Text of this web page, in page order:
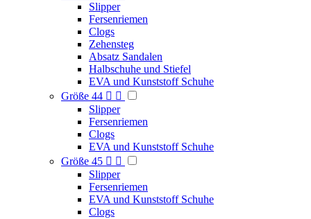
Slipper
Fersenriemen
Clogs
Zehensteg
Absatz Sandalen
Halbschuhe und Stiefel
EVA und Kunststoff Schuhe
Größe 44  
Slipper
Fersenriemen
Clogs
EVA und Kunststoff Schuhe
Größe 45  
Slipper
Fersenriemen
EVA und Kunststoff Schuhe
Clogs